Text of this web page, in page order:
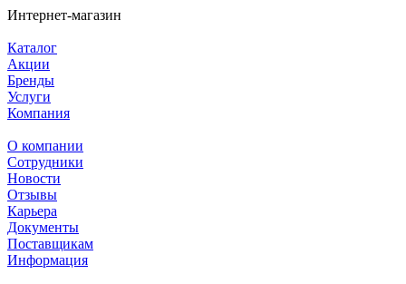
Интернет-магазин
Каталог
Акции
Бренды
Услуги
Компания
О компании
Сотрудники
Новости
Отзывы
Карьера
Документы
Поставщикам
Информация